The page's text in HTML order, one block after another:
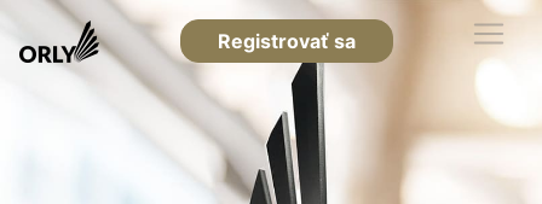
Registrovať sa